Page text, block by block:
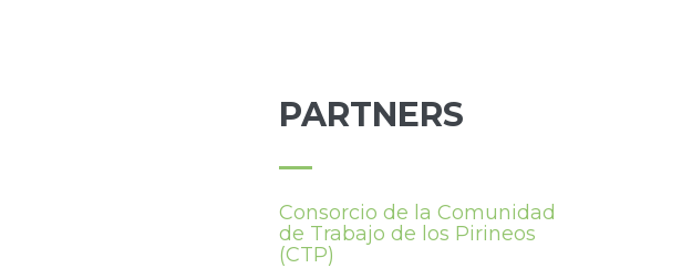
PARTNERS
Consorcio de la Comunidad
de Trabajo de los Pirineos
(CTP)